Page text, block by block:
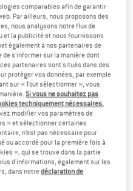
les frais de livraison. Ouvre une
XL XXL
comparables afin de garantir
Par ailleurs, nous proposons des
nous analysons notre flux de
et la publicité et nous fournissons
également à nos partenaires de
s'informer sur la manière dont
partenaires sont situés dans des
protéger vos données, par exemple
sur « Tout sélectionner », vous
Si vous ne souhaitez pas
techniquement nécessaires,
modifier vos paramètres de
» et sélectionner certaines
n’est pas nécessaire pour
ou accordé pour la première fois à
», qui se trouve dans la partie
d'informations, également sur les
dans notredéclaration de